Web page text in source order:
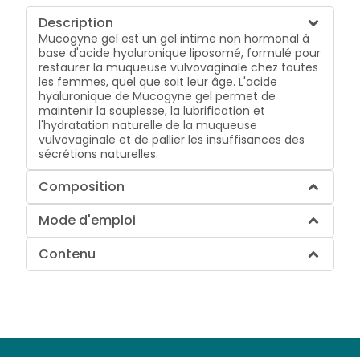
Description
Mucogyne gel est un gel intime non hormonal à
base d'acide hyaluronique liposomé, formulé pour
restaurer la muqueuse vulvovaginale chez toutes
les femmes, quel que soit leur âge. L'acide
hyaluronique de Mucogyne gel permet de
maintenir la souplesse, la lubrification et
l'hydratation naturelle de la muqueuse
vulvovaginale et de pallier les insuffisances des
sécrétions naturelles.
Composition
Mode d'emploi
Contenu